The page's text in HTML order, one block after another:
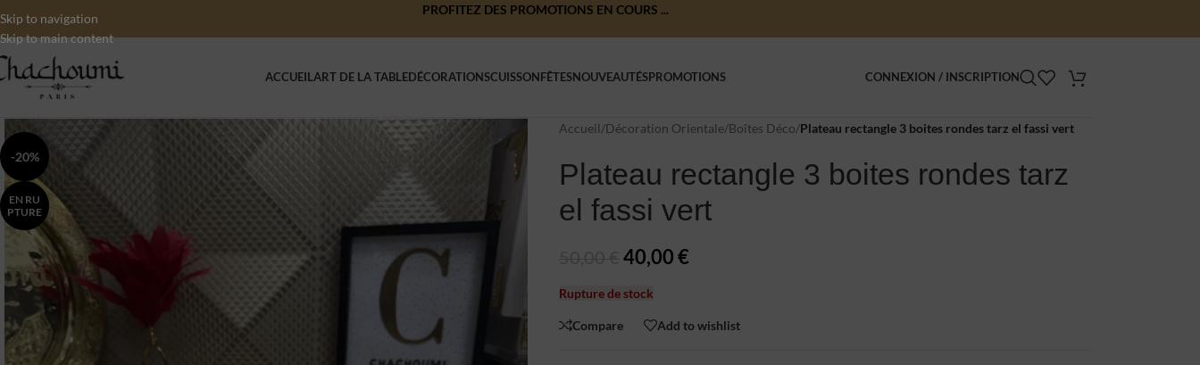
Skip to navigation
Skip to main content
PROFITEZ DES PROMOTIONS EN COURS ...
ACCUEILART DE LA TABLEDÉCORATIONSCUISSONFÊTESNOUVEAUTÉSPROMOTIONS CONNEXION / INSCRIPTION
-20%
EN RU
PTURE
Accueil/Décoration Orientale/Boîtes Déco/Plateau rectangle 3 boites rondes tarz el fassi vert
Plateau rectangle 3 boites rondes tarz
el fassi vert
40,00€
Rupture de stock
Compare Add to wishlist